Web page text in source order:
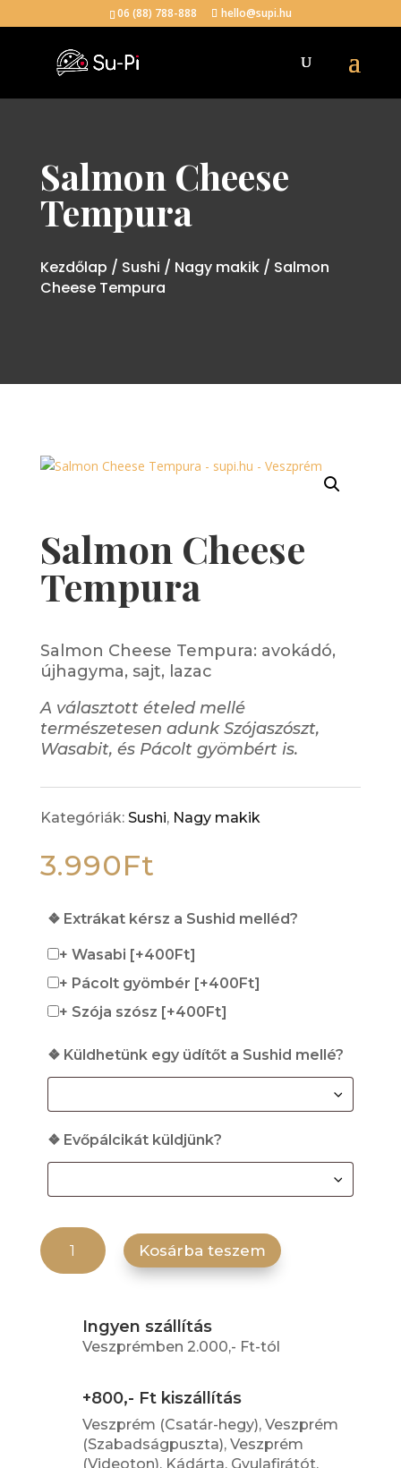
06 (88) 788-888 hello@supi.hu
Salmon Cheese
Tempura
Kezdőlap / Sushi / Nagy makik/ Salmon
Cheese Tempura
Salmon Cheese
Tempura
Salmon Cheese Tempura: avokádó,
újhagyma, sajt, lazac
A választott ételed mellé
természetesen adunk Szójaszószt,
Wasabit, és Pácolt gyömbért is.
Kategóriák: Sushi, Nagy makik
3.990Ft
❖ Extrákat kérsz a Sushid melléd?
+ Wasabi [+400Ft]
+ Pácolt gyömbér [+400Ft]
+ Szója szósz [+400Ft]
❖ Küldhetünk egy üdítőt a Sushid mellé?
❖ Evőpálcikát küldjünk?
Salmon Cheese Tempura mennyiség
Kosárba teszem
Ingyen szállítás
Veszprémben 2.000,- Ft-tól
+800,- Ft kiszállítás
Veszprém (Csatár-hegy), Veszprém
(Szabadságpuszta), Veszprém
(Videoton), Kádárta, Gyulafirátót,